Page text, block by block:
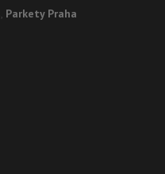
, Parkety Praha